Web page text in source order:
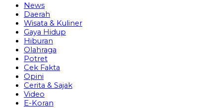
News
Daerah
Wisata & Kuliner
Gaya Hidup
Hiburan
Olahraga
Potret
Cek Fakta
Opini
Cerita & Sajak
Video
E-Koran